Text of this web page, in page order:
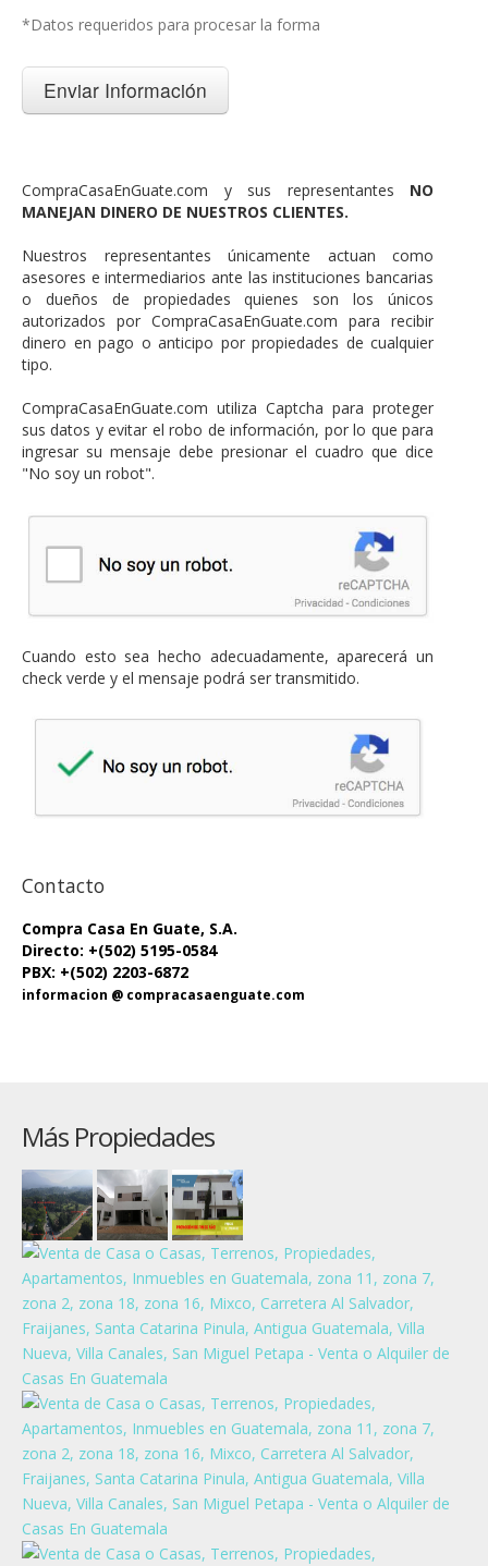
*Datos requeridos para procesar la forma
CompraCasaEnGuate.com y sus representantes NO
MANEJAN DINERO DE NUESTROS CLIENTES.
Nuestros representantes únicamente actuan como
asesores e intermediarios ante las instituciones bancarias
o dueños de propiedades quienes son los únicos
autorizados por CompraCasaEnGuate.com para recibir
dinero en pago o anticipo por propiedades de cualquier
tipo.
CompraCasaEnGuate.com utiliza Captcha para proteger
sus datos y evitar el robo de información, por lo que para
ingresar su mensaje debe presionar el cuadro que dice
"No soy un robot".
Cuando esto sea hecho adecuadamente, aparecerá un
check verde y el mensaje podrá ser transmitido.
Contacto
Compra Casa En Guate, S.A.
Directo: +(502) 5195-0584
PBX: +(502) 2203-6872
informacion @ compracasaenguate.com
Más Propiedades